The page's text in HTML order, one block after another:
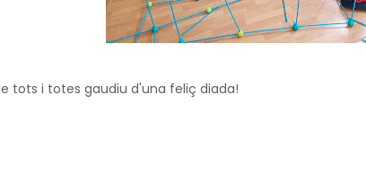
tots i totes gaudiu d'una feliç diada!